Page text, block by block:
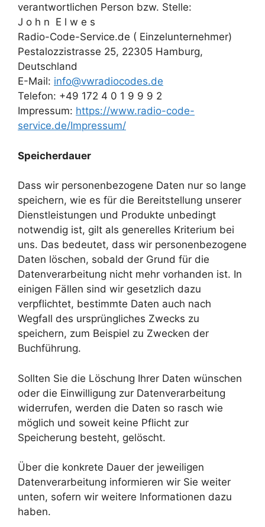
verantwortlichen Person bzw. Stelle:
J o h n E l w e s
Radio-Code-Service.de ( Einzelunternehmer)
Pestalozzistrasse 25, 22305 Hamburg,
Deutschland
E-Mail: info@vwradiocodes.de
Telefon: +49 172 4 0 1 9 9 9 2
Impressum: https://www.radio-code-
service.de/Impressum/
Speicherdauer
Dass wir personenbezogene Daten nur so lange
speichern, wie es für die Bereitstellung unserer
Dienstleistungen und Produkte unbedingt
notwendig ist, gilt als generelles Kriterium bei
uns. Das bedeutet, dass wir personenbezogene
Daten löschen, sobald der Grund für die
Datenverarbeitung nicht mehr vorhanden ist. In
einigen Fällen sind wir gesetzlich dazu
verpflichtet, bestimmte Daten auch nach
Wegfall des ursprüngliches Zwecks zu
speichern, zum Beispiel zu Zwecken der
Buchführung.
Sollten Sie die Löschung Ihrer Daten wünschen
oder die Einwilligung zur Datenverarbeitung
widerrufen, werden die Daten so rasch wie
möglich und soweit keine Pflicht zur
Speicherung besteht, gelöscht.
Über die konkrete Dauer der jeweiligen
Datenverarbeitung informieren wir Sie weiter
unten, sofern wir weitere Informationen dazu
haben.